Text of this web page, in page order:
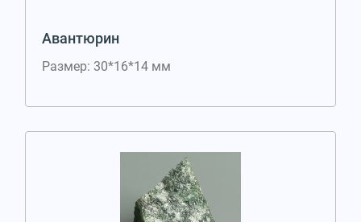
Авантюрин
Размер: 30*16*14 мм